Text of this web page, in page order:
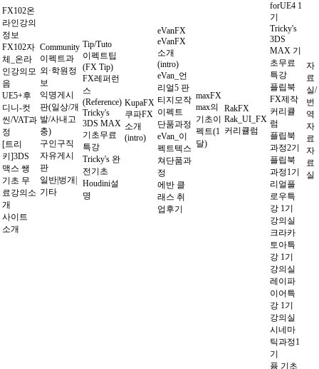
FX102온
라인강의
정보
FX102자
체_온라
인강의모
음
UE5+후
디니-컷
씬/VAT과
정
[트리
키]3DS
맥스 쌩
기초 무
료강의소
개
사이트
소개
Community
이펙트과
외·학원정
보
익명게시
판(일상/개
발/사내고
충)
구인구직
자유게시
판
일반|벙개|
기타
Tip/Tuto
이펙트팁
(FX Tip)
FX레퍼런
스
(Reference)
Tricky's
3DS MAX
기초무료
특강
Tricky's 완
전기초
Houdini설
명
KupaFX
쿠파FX
소개
(intro)
eVanFX
eVanFX
소개
(intro)
eVan_언
리얼5 판
티지모작
이펙트
단품과정
eVan_이
펙트텍스
쳐단품과
정
에반 클
래스 취
업후기
maxFX
max의
기초이
펙트(1
달)
RakFX
Rak_UI_FX
커리큘럼
forUE4 1
기
Tricky's
3DS
MAX 기
초무료
특강
플립북
FX제작
커리큘
럼
플립북
과정2기
플립북
과정1기
리얼플
로우특
강 1기
강의실
크라카
토아특
강 1기
강의실
레이파
이어특
강 1기
강의실
시네마
틱과정1
기
퓸 기초
자
료
실/
번
역
자
료
자
료
실